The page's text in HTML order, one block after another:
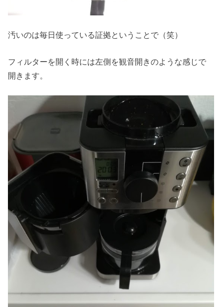
汚いのは毎日使っている証拠ということで（笑）
フィルターを開く時には左側を観音開きのような感じで
開きます。